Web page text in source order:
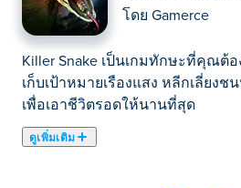
โดย Gamerce
Killer Snake เป็นเกมทักษะที่คุณต้
เก็บเป้าหมายเรืองแสง หลีกเลี่ยงช
เพื่อเอาชีวิตรอดให้นานที่สุด
ดูเพิ่มเติม